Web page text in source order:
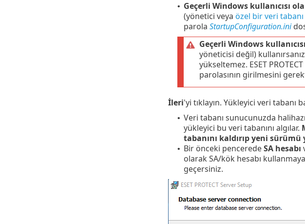
• Geçerli Windows kullanıcısı
(yönetici veya özel bir veri tabanı
parola StartupConfiguration.ini
Geçerli Windows
yöneticisi değil) kullanırsanız
yükseltemez. ESET
parolasının girilmesini
İleri'yi tıklayın. Yükleyici veri tabanı
• Veri tabanı sunucunuzda
yükleyici bu veri tabanını algılar.
tabanını kaldırıp yeni
• Bir önceki penceredeSA hesabı
olarak SA/kök hesabı
geçersiniz.